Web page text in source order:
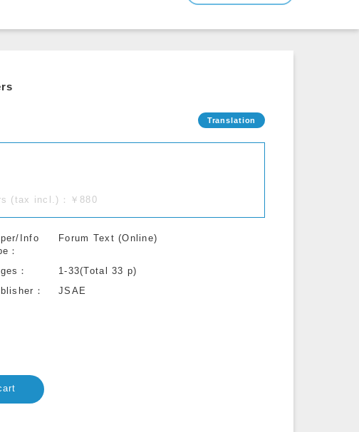
(tax incl.)：￥880
Info
Forum Text (Online)
1-33(Total 33 p)
JSAE